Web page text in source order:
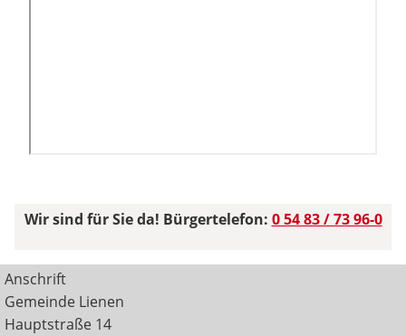
Wir sind für Sie da! Bürgertelefon: 0 54 83 / 73 96-0
Anschrift
Gemeinde Lienen
Hauptstraße 14